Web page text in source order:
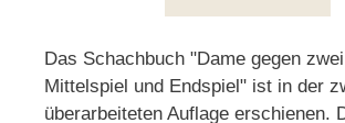
Das Schachbuch "Dame gegen
Mittelspiel und Endspiel" ist in der
überarbeiteten Auflage erschienen.